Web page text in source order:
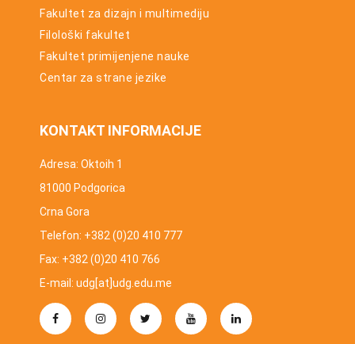
Fakultet za dizajn i multimediju
Filološki fakultet
Fakultet primijenjene nauke
Centar za strane jezike
KONTAKT INFORMACIJE
Adresa: Oktoih 1
81000 Podgorica
Crna Gora
Telefon: +382 (0)20 410 777
Fax: +382 (0)20 410 766
E-mail: udg[at]udg.edu.me